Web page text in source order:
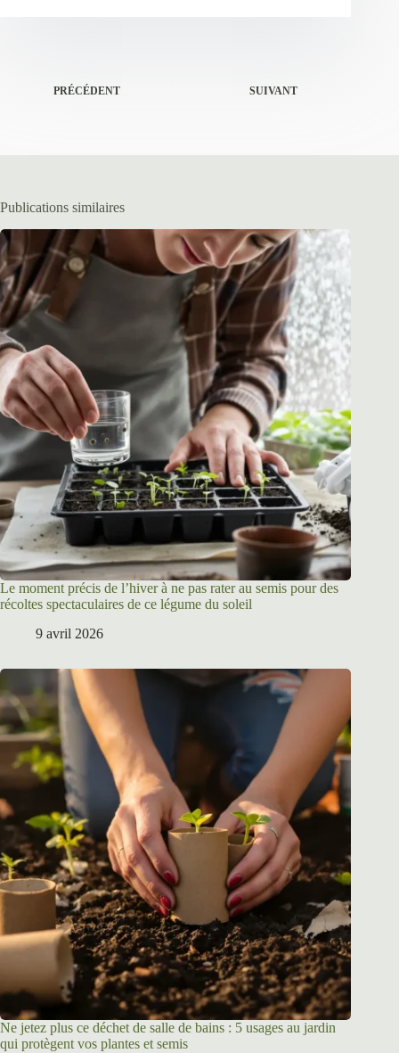
PRÉCÉDENT SUIVANT
Publications similaires
Le moment précis de l’hiver à ne pas rater au semis pour des
récoltes spectaculaires de ce légume du soleil
9 avril 2026
Ne jetez plus ce déchet de salle de bains : 5 usages au jardin
qui protègent vos plantes et semis